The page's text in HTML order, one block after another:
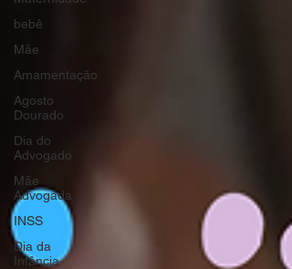
bebê
Mãe
Amamentação
Agosto
Dourado
Dia do
Advogado
Mãe
Advogada
INSS
Dia da
Infância